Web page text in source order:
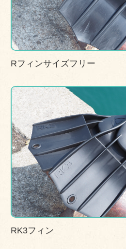
Rフィンサイズフリー
RK3フィン